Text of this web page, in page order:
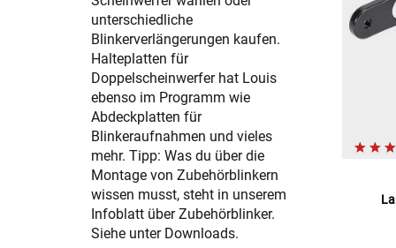
unterschiedliche
Blinkerverlängerungen kaufen.
Halteplatten für
Doppelscheinwerfer hat Louis
ebenso im Programm wie
Abdeckplatten für
Blinkeraufnahmen und vieles
mehr. Tipp: Was du über die
Montage von Zubehörblinkern
wissen musst, steht in unserem
Infoblatt über Zubehörblinker.
Siehe unter Downloads.